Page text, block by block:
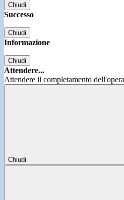
Chiudi
Successo
Chiudi
Informazione
Chiudi
Attendere...
Attendere il completamento
Chiudi